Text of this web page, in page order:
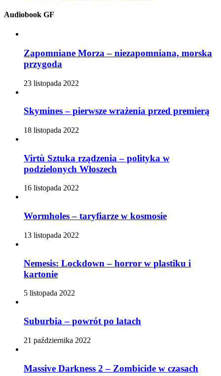
Audiobook GF
Zapomniane Morza – niezapomniana, morska
przygoda
23 listopada 2022
Skymines – pierwsze wrażenia przed premierą
18 listopada 2022
Virtù Sztuka rządzenia – polityka w
podzielonych Włoszech
16 listopada 2022
Wormholes – taryfiarze w kosmosie
13 listopada 2022
Nemesis: Lockdown – horror w plastiku i
kartonie
5 listopada 2022
Suburbia – powrót po latach
21 października 2022
Massive Darkness 2 – Zombicide w czasach